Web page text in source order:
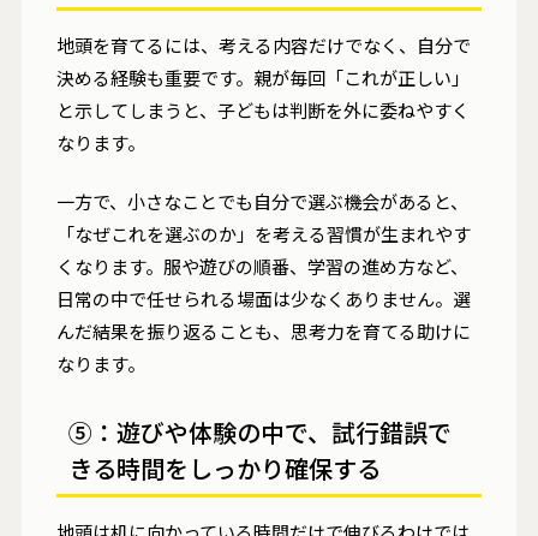
地頭を育てるには、考える内容だけでなく、自分で
決める経験も重要です。親が毎回「これが正しい」
と示してしまうと、子どもは判断を外に委ねやすく
なります。
一方で、小さなことでも自分で選ぶ機会があると、
「なぜこれを選ぶのか」を考える習慣が生まれやす
くなります。服や遊びの順番、学習の進め方など、
日常の中で任せられる場面は少なくありません。選
んだ結果を振り返ることも、思考力を育てる助けに
なります。
⑤：遊びや体験の中で、試行錯誤で
きる時間をしっかり確保する